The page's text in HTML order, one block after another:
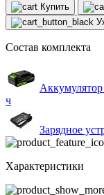
Купить
Состав комплекта
ч
Зарядное
Характеристики